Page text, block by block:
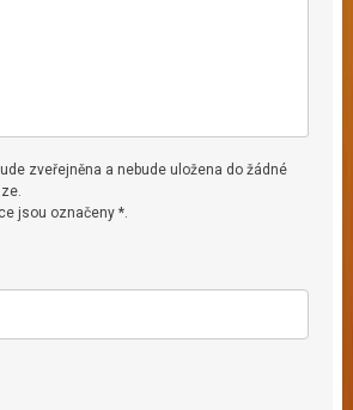
zveřejněna a nebude uložena do žádné
jsou označeny *.